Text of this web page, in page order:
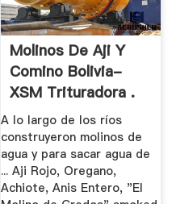
Molinos De Aji Y
Comino Bolivia-
XSM Trituradora .
A lo largo de los ríos
construyeron molinos de
agua y para sacar agua de
... Aji Rojo, Oregano,
Achiote, Anis Entero, "El